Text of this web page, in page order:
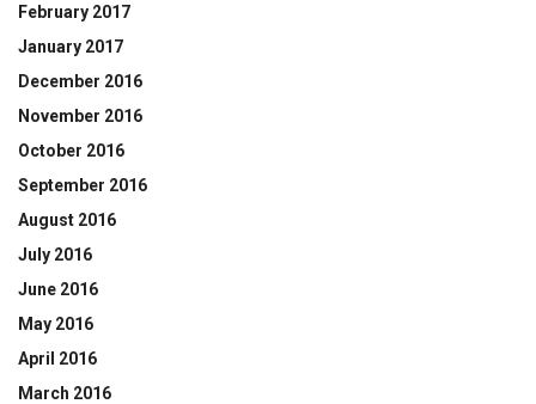
February 2017
January 2017
December 2016
November 2016
October 2016
September 2016
August 2016
July 2016
June 2016
May 2016
April 2016
March 2016